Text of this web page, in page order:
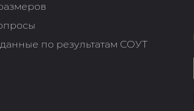
по результатам СОУТ